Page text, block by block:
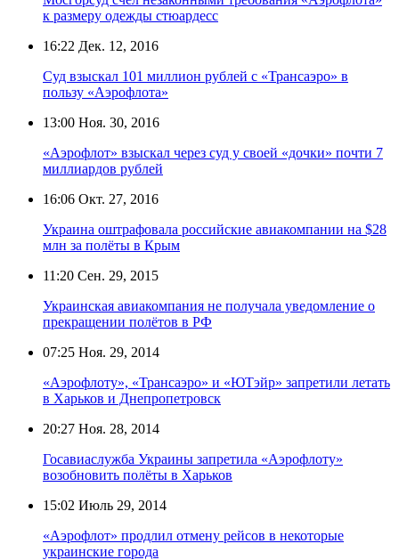
к размеру одежды стюардесс
16:22 Дек. 12, 2016
Суд взыскал 101 миллион рублей с «Трансаэро» в
пользу «Аэрофлота»
13:00 Ноя. 30, 2016
«Аэрофлот» взыскал через суд у своей «дочки» почти 7
миллиардов рублей
16:06 Окт. 27, 2016
Украина оштрафовала российские авиакомпании на $28
млн за полёты в Крым
11:20 Сен. 29, 2015
Украинская авиакомпания не получала уведомление о
прекращении полётов в РФ
07:25 Ноя. 29, 2014
«Аэрофлоту», «Трансаэро» и «ЮТэйр» запретили летать
в Харьков и Днепропетровск
20:27 Ноя. 28, 2014
Госавиаслужба Украины запретила «Аэрофлоту»
возобновить полёты в Харьков
15:02 Июль 29, 2014
«Аэрофлот» продлил отмену рейсов в некоторые
украинские города